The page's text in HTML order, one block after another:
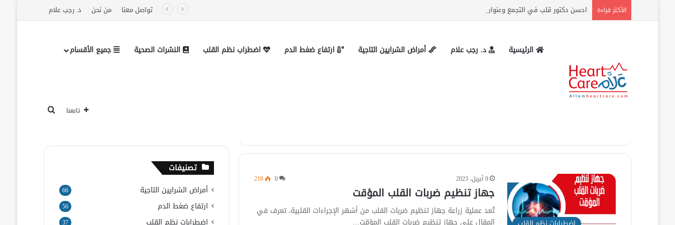
الأكثر قراءة احسن دكتور قلب في التجمع وعنوان المركز وارقام التواصل تواصل معنا من نحن د. رجب علام
الرئيسية د. رجب علام أمراض الشرايين التاجية ارتفاع ضغط الدم اضطراب نظم القلب النشرات الصحية جميع الأقسام
تابعنا
الرئيسية»ما بعد تركيب منظم ضربات القلب
9 أبريل، 2023 0
218
جهاز تنظيم ضربات القلب المؤقت
تُعد عملية زراعة جهاز تنظيم ضربات القلب من أشهر الإجراءات القلبية، تعرف في
المقال على جهاز تنظيم ضربات القلب المؤقت…
تصنيفات
أمراض الشرايين التاجية 66
ارتفاع ضغط الدم 56
اضطرابات نظم القلب 37